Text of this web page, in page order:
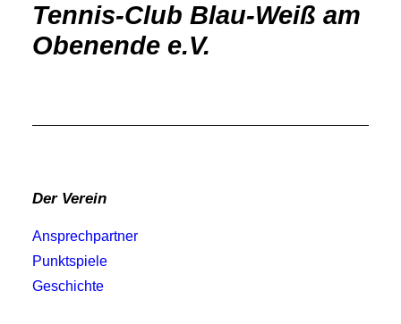
Tennis-Club Blau-Weiß am
Obenende e.V.
Der Verein
Ansprechpartner
Punktspiele
Geschichte